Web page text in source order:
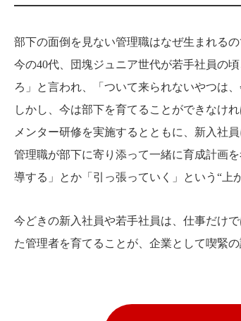
部下の面倒を見ない管理職はなぜ生まれる
今の40代、団塊ジュニア世代が若手社員の
ろ」と言われ、「ついて来られないやつは
しかし、今は部下を育てることができなけ
メンター研修を実施するとともに、新入社
管理職が部下に寄り添って一緒に育成計画
導する」とか「引っ張っていく」という“上
今どきの新入社員や若手社員は、仕事だけ
た管理者を育てることが、企業として喫緊